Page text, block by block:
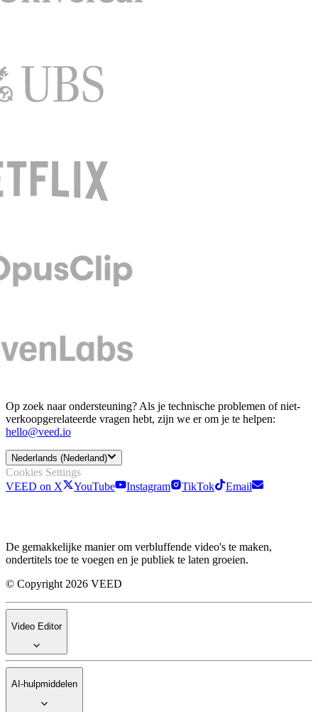
Op zoek naar ondersteuning? Als je technische problemen of niet-
verkoopgerelateerde vragen hebt, zijn we er om je te helpen:
hello@veed.io
Nederlands (Nederland)
Cookies Settings
VEED on X
YouTube Instagram TikTok Email
De gemakkelijke manier om verbluffende video's te maken,
ondertitels toe te voegen en je publiek te laten groeien.
© Copyright 2026 VEED
Video Editor
AI-hulpmiddelen